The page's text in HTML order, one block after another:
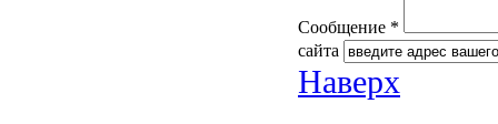
Сообщение *
сайта
Наверх